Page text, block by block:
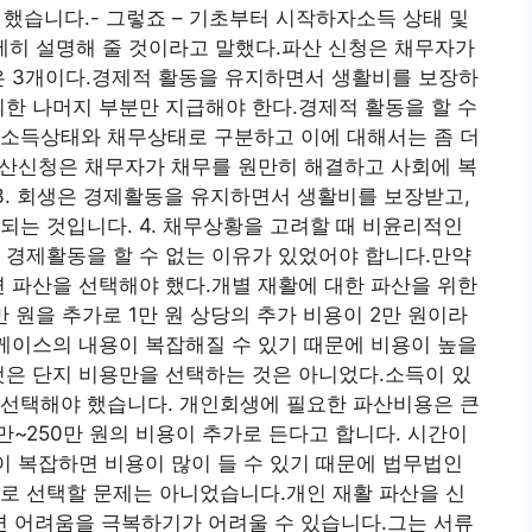
습니다.- 그렇죠 – 기초부터 시작하자소득 상태 및
설명해 줄 것이라고 말했다.파산 신청은 채무자가
개이다.경제적 활동을 유지하면서 생활비를 보장하
나머지 부분만 지급해야 한다.경제적 활동을 할 수
득상태와 채무상태로 구분하고 이에 대해서는 좀 더
신청은 채무자가 채무를 원만히 해결하고 사회에 복
회생은 경제활동을 유지하면서 생활비를 보장받고,
는 것입니다. 4. 채무상황을 고려할 때 비윤리적인
제활동을 할 수 없는 이유가 있었어야 합니다.만약
산을 선택해야 했다.개별 재활에 대한 파산을 위한
원을 추가로 1만 원 상당의 추가 비용이 2만 원이라
스의 내용이 복잡해질 수 있기 때문에 비용이 높을
단지 비용만을 선택하는 것은 아니었다.소득이 있
택해야 했습니다. 개인회생에 필요한 파산비용은 큰
만 원의 비용이 추가로 든다고 합니다. 시간이
복잡하면 비용이 많이 들 수 있기 때문에 법무법인
선택할 문제는 아니었습니다.개인 재활 파산을 신
려움을 극복하기가 어려울 수 있습니다.그는 서류